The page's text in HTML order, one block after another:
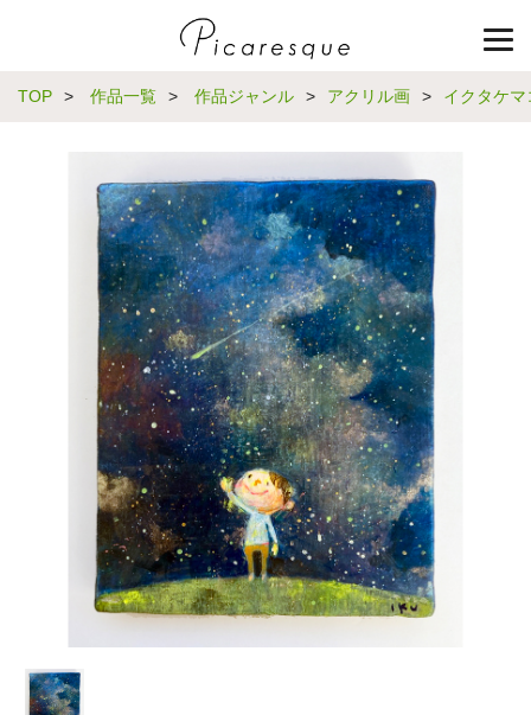
TOP > 作品一覧 > 作品ジャンル > アクリル画 > イクタケマ